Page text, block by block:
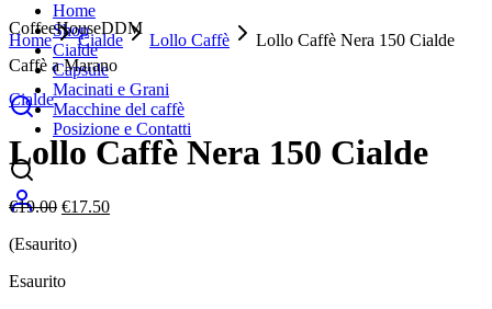
Home
Shop
Cialde
Capsule
Macinati e Grani
Macchine del caffè
Posizione e Contatti
CoffeeHouseDDM
Caffè a Marano
Home Cialde Lollo Caffè
Lollo Caffè Nera 150 Cialde
Sold Out
Cialde
Lollo Caffè Nera 150 Cialde
€19.00 Il
originale
€19.00.
€17.50Il
(Esaurito)
Esaurito